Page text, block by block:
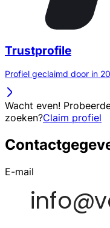
Trustprofile
Profiel geclaimd door in
Wacht even!
zoeken?Claim profiel
E-mail